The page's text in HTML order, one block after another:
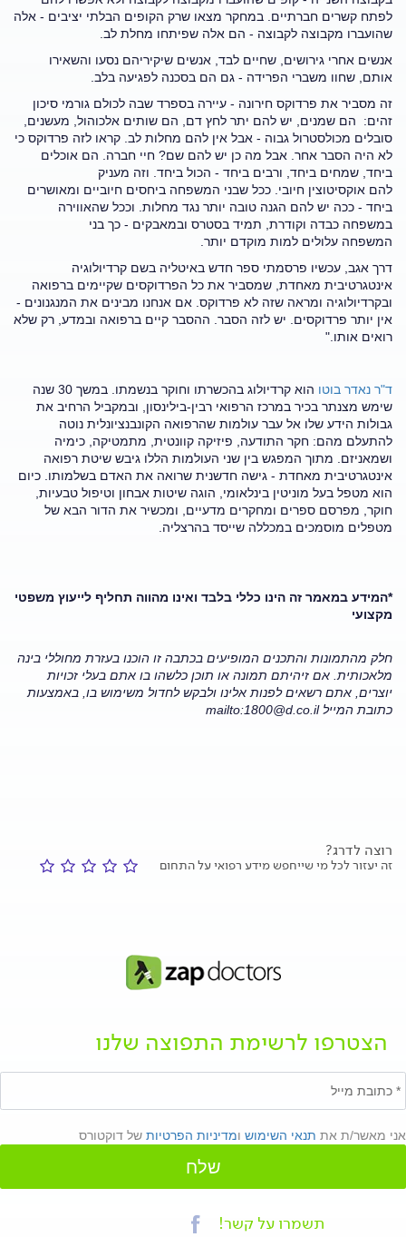
לפתח קשרים חברתיים. במחקר מצאו שרק הקופים הבלתי יציבים - אלה
שהועברו מקבוצה לקבוצה - הם אלה שפיתחו מחלת לב.
אנשים אחרי גירושים, שחיים לבד, אנשים שיקיריהם נסעו והשאירו
אותם, שחוו משברי הפרידה - גם הם בסכנה לפגיעה בלב.
זה מסביר את פרדוקס חירונה - עיירה בספרד שבה לכולם גורמי סיכון
זהים: הם שמנים, יש להם יתר לחץ דם, הם שותים אלכוהול, מעשנים,
סובלים מכולסטרול גבוה - אבל אין להם מחלות לב. קראו לזה פרדוקס כי
לא היה הסבר אחר. אבל מה כן יש להם שם? חיי חברה. הם אוכלים
ביחד, שמחים ביחד, ורבים ביחד - הכול ביחד. וזה מעניק
להם אוקסיטוצין חיובי. ככל שבני המשפחה ביחסים חיוביים ומאושרים
ביחד - ככה יש להם הגנה טובה יותר נגד מחלות. וככל שהאווירה
במשפחה כבדה וקודרת, תמיד בסטרס ובמאבקים - כך בני
המשפחה עלולים למות מוקדם יותר.
דרך אגב, עכשיו פרסמתי ספר חדש באיטליה בשם קרדיולוגיה
אינטגרטיבית מאחדת, שמסביר את כל הפרדוקסים שקיימים ברפואה
ובקרדיולוגיה ומראה שזה לא פרדוקס. אם אנחנו מבינים את המנגנונים -
אין יותר פרדוקסים. יש לזה הסבר. ההסבר קיים ברפואה ובמדע, רק שלא
רואים אותו."
ד"ר נאדר בוטו
הוא קרדיולוג בהכשרתו וחוקר בנשמתו. במשך 30 שנה
שימש מצנתר בכיר במרכז הרפואי רבין-בילינסון, ובמקביל הרחיב את
גבולות הידע שלו אל עבר עולמות שהרפואה הקונבנציונלית נוטה
להתעלם מהם: חקר התודעה, פיזיקה קוונטית, מתמטיקה, כימיה
ושמאניזם. מתוך המפגש בין שני העולמות הללו גיבש שיטת רפואה
אינטגרטיבית מאחדת - גישה חדשנית שרואה את האדם בשלמותו. כיום
הוא מטפל בעל מוניטין בינלאומי, הוגה שיטות אבחון וטיפול טבעיות,
חוקר, מפרסם ספרים ומחקרים מדעיים, ומכשיר את הדור הבא של
מטפלים מוסמכים במכללה שייסד בהרצליה.
*המידע במאמר זה הינו כללי בלבד ואינו מהווה תחליף לייעוץ משפטי
מקצועי
חלק מהתמונות והתכנים המופיעים בכתבה זו הוכנו בעזרת מחוללי בינה
מלאכותית. אם זיהיתם תמונה או תוכן כלשהו בו אתם בעלי זכויות
יוצרים, אתם רשאים לפנות אלינו ולבקש לחדול משימוש בו, באמצעות
כתובת המייל mailto:
1800@d.co.il
רוצה לדרג?
זה יעזור לכל מי שייחפש מידע רפואי על התחום
הצטרפו לרשימת התפוצה שלנו
אני מאשר/ת את תנאי השימוש ומדיניות הפרטיות של דוקטורס
שלח
תשמרו על קשר!